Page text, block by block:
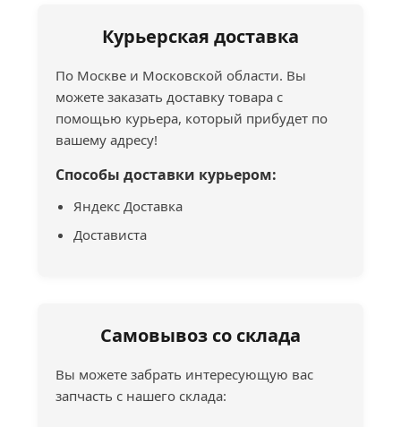
Курьерская доставка
По Москве и Московской области. Вы
можете заказать доставку товара с
помощью курьера, который прибудет по
вашему адресу!
Способы доставки курьером:
Яндекс Доставка
Достависта
Самовывоз со склада
Вы можете забрать интересующую вас
запчасть с нашего склада: